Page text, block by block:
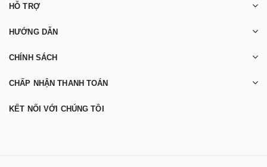
HỖ TRỢ
HƯỚNG DẪN
CHÍNH SÁCH
CHẤP NHẬN THANH TOÁN
KẾT NỐI VỚI CHÚNG TÔI